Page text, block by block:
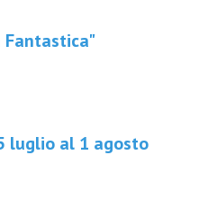
Fantastica"
luglio al 1 agosto